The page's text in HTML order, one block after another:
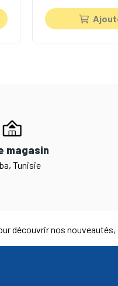
magasin
Tunisie
découvrir nos